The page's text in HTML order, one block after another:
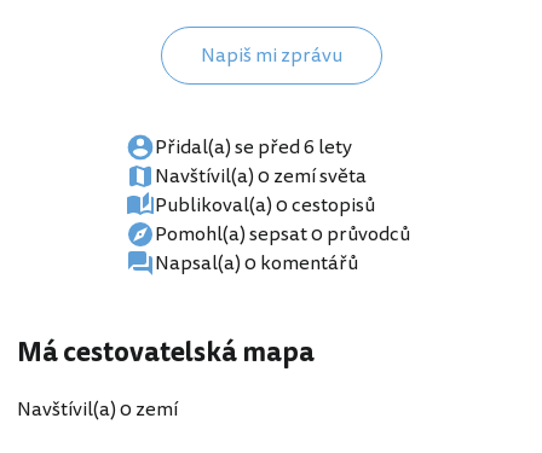
Napiš mi zprávu
Přidal(a) se před 6 lety
Navštívil(a) 0 zemí světa
Publikoval(a) 0 cestopisů
Pomohl(a) sepsat 0 průvodců
Napsal(a) 0 komentářů
Má cestovatelská mapa
Navštívil(a) 0 zemí